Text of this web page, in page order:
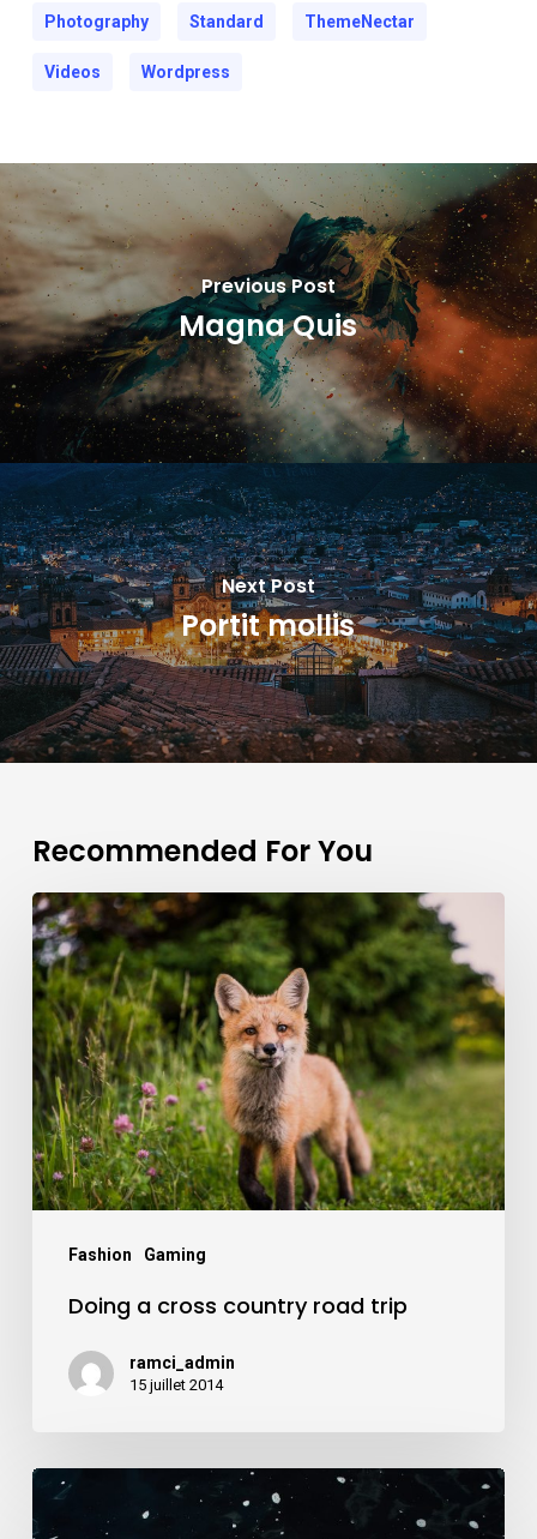
Photography Standard ThemeNectar
Videos Wordpress
Previous Post
Magna Quis
Next Post
Portit mollis
Recommended For You
Fashion Gaming
Doing
a
cross
country
road
trip
Doing a cross country road trip
ramci_admin
15 juillet 2014
We
encountered